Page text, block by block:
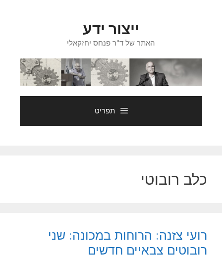
ייצור ידע
האתר של ד"ר פנחס יחזקאלי
תפריט
כלב רובוטי
רועי צזנה: הרוחות במכונה: שני
רובוטים צבאיים חדשים